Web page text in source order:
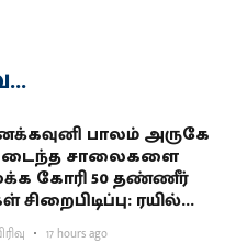
பாலம் அருகே
சாலைகளை
கோரி 50 தண்ணீர்
சிறைபிடிப்பு: ரயில்வே
போராட்டம்
17 hours ago